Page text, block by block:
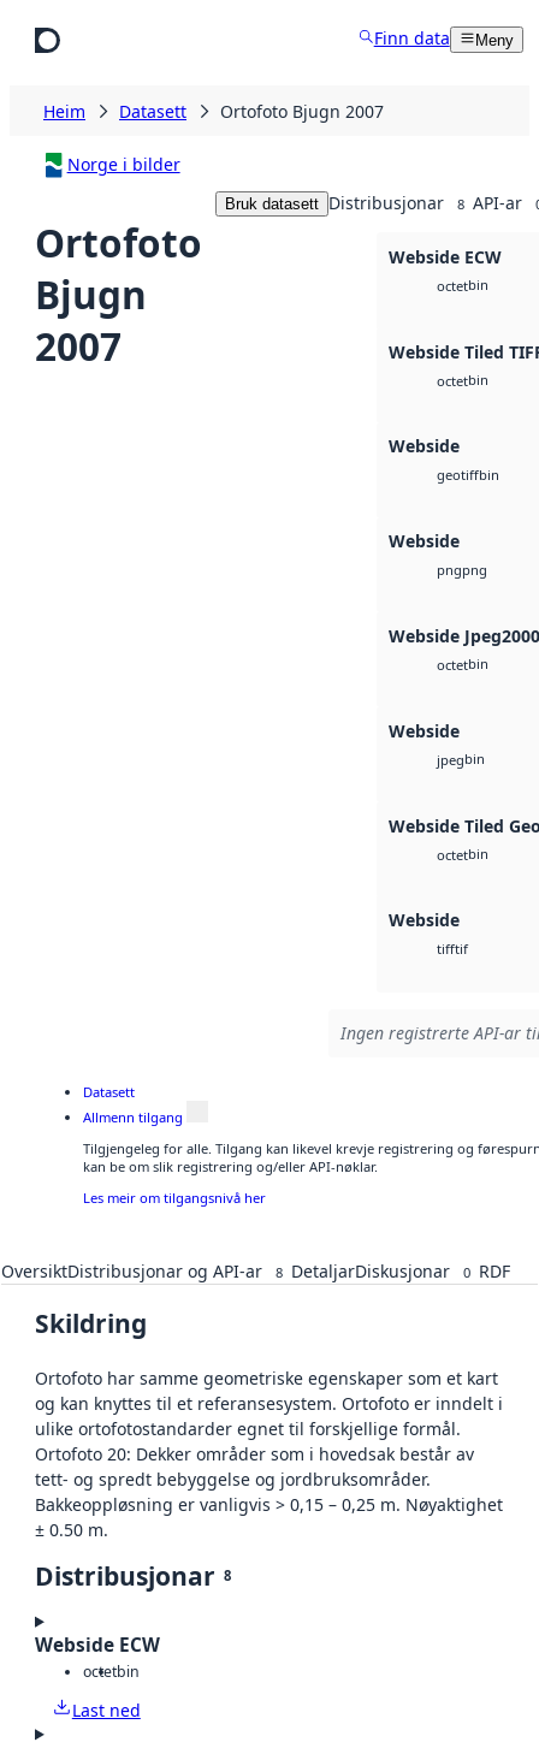
Finn data Meny
Heim Datasett Ortofoto Bjugn 2007
Norge i bilder
Ortofoto
Bjugn
2007
Bruk datasett Distribusjonar 8 API-ar
Webside ECW
octetbin
Webside Tiled
octetbin
Webside
geotiffbin
Webside
pngpng
Webside Jpeg2000
octetbin
Webside
jpegbin
Webside Tiled
octetbin
Webside
tifftif
Ingen registrerte API-ar
Datasett
Allmenn tilgang
Tilgjengeleg for alle. Tilgang kan likevel krevje registrering og
kan be om slik registrering og/eller API-nøklar.
Les meir om tilgangsnivå her
OversiktDistribusjonar og API-ar 8 DetaljarDiskusjonar 0 RDF
Skildring
Ortofoto har samme geometriske egenskaper som et kart
og kan knyttes til et referansesystem. Ortofoto er inndelt i
ulike ortofotostandarder egnet til forskjellige formål.
Ortofoto 20: Dekker områder som i hovedsak består av
tett- og spredt bebyggelse og jordbruksområder.
Bakkeoppløsning er vanligvis > 0,15 – 0,25 m. Nøyaktighet
± 0.50 m.
Distribusjonar 8
Webside ECW
octetbin
Last ned